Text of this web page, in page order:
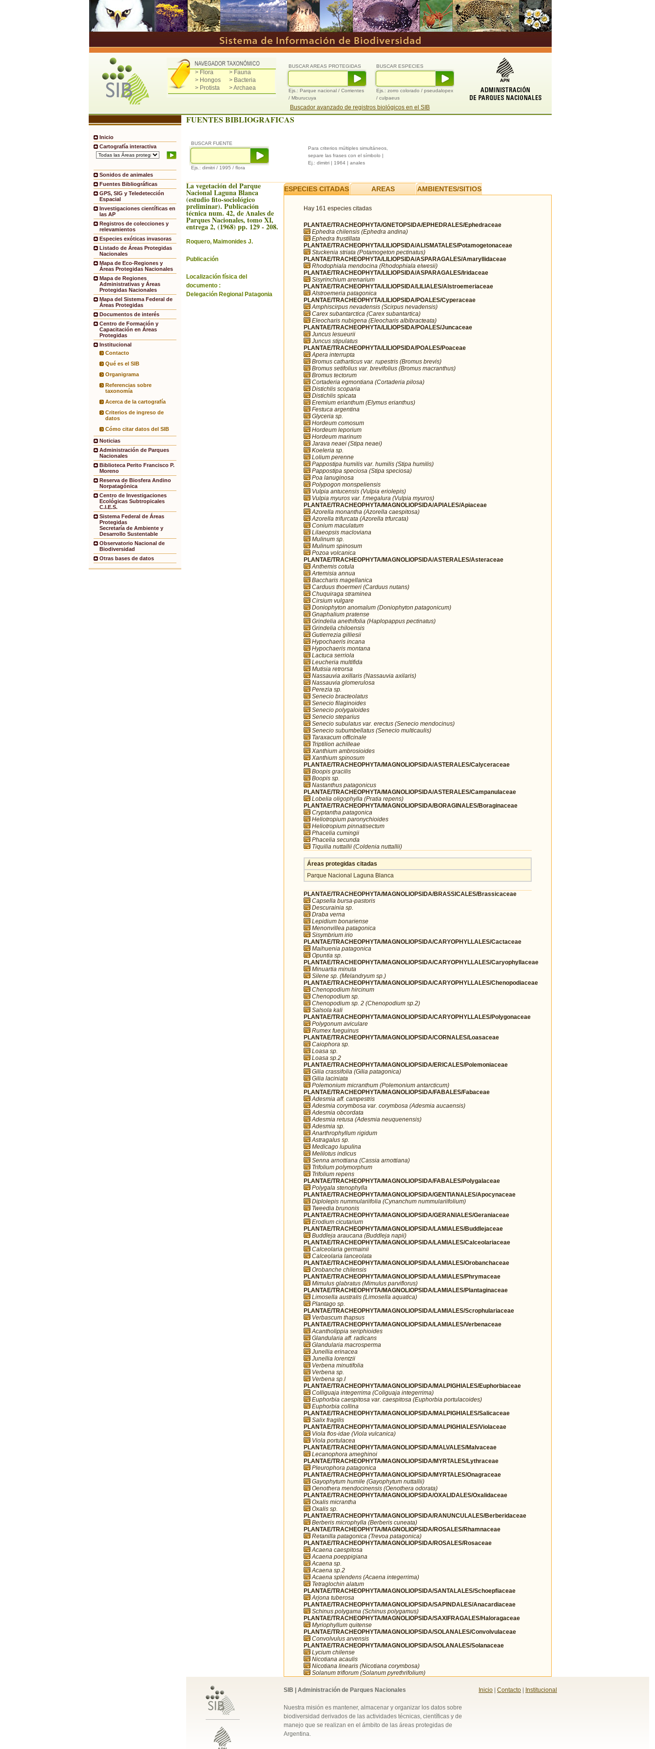
> Flora
> Fauna
> Hongos
> Bacteria
> Protista
> Archaea
BUSCAR ESPECIES
Ejs.: zorro colorado / pseudalopex
/ culpaeus
BUSCAR AREAS PROTEGIDAS
Ejs.: Parque nacional / Corrientes
/ Mburucuya
Buscador avanzado de registros biológicos en el SIB
Inicio
Cartografía interactiva
Sonidos de animales
Fuentes Bibliográficas
GPS, SIG y Teledetección
Espacial
Investigaciones científicas en
las AP
Registros de colecciones y
relevamientos
Especies exóticas invasoras
Listado de Áreas Protegidas
Nacionales
Mapa de Eco-Regiones y
Áreas Protegidas Nacionales
Mapa de Regiones
Administrativas y Áreas
Protegidas Nacionales
Mapa del Sistema Federal de
Áreas Protegidas
Documentos de interés
Centro de Formación y
Capacitación en Áreas
Protegidas
Institucional
Contacto
Qué es el SIB
Organigrama
Referencias sobre
taxonomía
Acerca de la cartografía
Criterios de ingreso de
datos
Cómo citar datos del SIB
Noticias
Administración de Parques
Nacionales
Biblioteca Perito Francisco P.
Moreno
Reserva de Biosfera Andino
Norpatagónica
Centro de Investigaciones
Ecológicas Subtropicales
C.I.E.S.
Sistema Federal de Áreas
Protegidas
Secretaría de Ambiente y
Desarrollo Sustentable
Observatorio Nacional de
Biodiversidad
Otras bases de datos
FUENTES BIBLIOGRAFICAS
BUSCAR FUENTE
Ejs.: dimitri / 1995 / flora
Para criterios múltiples simultáneos,
separe las frases con el símbolo |
Ej.: dimitri | 1964 | anales
La vegetación del Parque
Nacional Laguna Blanca
(estudio fito-sociológico
preliminar). Publicación
técnica num. 42, de Anales de
Parques Nacionales, tomo XI,
entrega 2, (1968) pp. 129 - 208.
Roquero, Maimonides J.
Publicación
Localización física del
documento :
Delegación Regional Patagonia
ESPECIES CITADAS AREAS AMBIENTES/SITIOS
Hay 161 especies citadas
PLANTAE/TRACHEOPHYTA/GNETOPSIDA/EPHEDRALES/Ephedraceae
Ephedra chilensis (Ephedra andina)
Ephedra frustillata
PLANTAE/TRACHEOPHYTA/LILIOPSIDA/ALISMATALES/Potamogetonaceae
Stuckenia striata (Potamogeton pectinatus)
PLANTAE/TRACHEOPHYTA/LILIOPSIDA/ASPARAGALES/Amaryllidaceae
Rhodophiala mendocina (Rhodophiala elwesii)
PLANTAE/TRACHEOPHYTA/LILIOPSIDA/ASPARAGALES/Iridaceae
Sisyrinchium arenarium
PLANTAE/TRACHEOPHYTA/LILIOPSIDA/LILIALES/Alstroemeriaceae
Alstroemeria patagonica
PLANTAE/TRACHEOPHYTA/LILIOPSIDA/POALES/Cyperaceae
Amphiscirpus nevadensis (Scirpus nevadensis)
Carex subantarctica (Carex subantartica)
Eleocharis nubigena (Eleocharis albibracteata)
PLANTAE/TRACHEOPHYTA/LILIOPSIDA/POALES/Juncaceae
Juncus lesueurii
Juncus stipulatus
PLANTAE/TRACHEOPHYTA/LILIOPSIDA/POALES/Poaceae
Apera interrupta
Bromus catharticus var. rupestris (Bromus brevis)
Bromus setifolius var. brevifolius (Bromus macranthus)
Bromus tectorum
Cortaderia egmontiana (Cortaderia pilosa)
Distichlis scoparia
Distichlis spicata
Eremium erianthum (Elymus erianthus)
Festuca argentina
Glyceria sp.
Hordeum comosum
Hordeum leporium
Hordeum marinum
Jarava neaei (Stipa neaei)
Koeleria sp.
Lolium perenne
Pappostipa humilis var. humilis (Stipa humilis)
Pappostipa speciosa (Stipa speciosa)
Poa lanuginosa
Polypogon monspeliensis
Vulpia antucensis (Vulpia eriolepis)
Vulpia myuros var. f.megalura (Vulpia myuros)
PLANTAE/TRACHEOPHYTA/MAGNOLIOPSIDA/APIALES/Apiaceae
Azorella monantha (Azorella caespitosa)
Azorella trifurcata (Azorella trfurcata)
Conium maculatum
Lilaeopsis macloviana
Mulinum sp.
Mulinum spinosum
Pozoa volcanica
PLANTAE/TRACHEOPHYTA/MAGNOLIOPSIDA/ASTERALES/Asteraceae
Anthemis cotula
Artemisia annua
Baccharis magellanica
Carduus thoermeri (Carduus nutans)
Chuquiraga straminea
Cirsium vulgare
Doniophyton anomalum (Doniophyton patagonicum)
Gnaphalium pratense
Grindelia anethifolia (Haplopappus pectinatus)
Grindelia chiloensis
Gutierrezia gilliesii
Hypochaeris incana
Hypochaeris montana
Lactuca serriola
Leucheria multifida
Mutisia retrorsa
Nassauvia axillaris (Nassauvia axilaris)
Nassauvia glomerulosa
Perezia sp.
Senecio bracteolatus
Senecio filaginoides
Senecio polygaloides
Senecio steparius
Senecio subulatus var. erectus (Senecio mendocinus)
Senecio subumbellatus (Senecio multicaulis)
Taraxacum officinale
Triptilion achilleae
Xanthium ambrosioides
Xanthium spinosum
PLANTAE/TRACHEOPHYTA/MAGNOLIOPSIDA/ASTERALES/Calyceraceae
Boopis gracilis
Boopis sp.
Nastanthus patagonicus
PLANTAE/TRACHEOPHYTA/MAGNOLIOPSIDA/ASTERALES/Campanulaceae
Lobelia oligophylla (Pratia repens)
PLANTAE/TRACHEOPHYTA/MAGNOLIOPSIDA/BORAGINALES/Boraginaceae
Cryptantha patagonica
Heliotropium paronychioides
Heliotropium pinnatisectum
Phacelia cumingii
Phacelia secunda
Tiquilia nuttallii (Coldenia nuttallii)
Áreas protegidas citadas
Parque Nacional Laguna Blanca
PLANTAE/TRACHEOPHYTA/MAGNOLIOPSIDA/BRASSICALES/Brassicaceae
Capsella bursa-pastoris
Descurainia sp.
Draba verna
Lepidium bonariense
Menonvillea patagonica
Sisymbrium irio
PLANTAE/TRACHEOPHYTA/MAGNOLIOPSIDA/CARYOPHYLLALES/Cactaceae
Maihuenia patagonica
Opuntia sp.
PLANTAE/TRACHEOPHYTA/MAGNOLIOPSIDA/CARYOPHYLLALES/Caryophyllaceae
Minuartia minuta
Silene sp. (Melandryum sp.)
PLANTAE/TRACHEOPHYTA/MAGNOLIOPSIDA/CARYOPHYLLALES/Chenopodiaceae
Chenopodium hircinum
Chenopodium sp.
Chenopodium sp. 2 (Chenopodium sp.2)
Salsola kali
PLANTAE/TRACHEOPHYTA/MAGNOLIOPSIDA/CARYOPHYLLALES/Polygonaceae
Polygonum aviculare
Rumex fueguinus
PLANTAE/TRACHEOPHYTA/MAGNOLIOPSIDA/CORNALES/Loasaceae
Caiophora sp.
Loasa sp.
Loasa sp.2
PLANTAE/TRACHEOPHYTA/MAGNOLIOPSIDA/ERICALES/Polemoniaceae
Gilia crassifolia (Gilia patagonica)
Gilia laciniata
Polemonium micranthum (Polemonium antarcticum)
PLANTAE/TRACHEOPHYTA/MAGNOLIOPSIDA/FABALES/Fabaceae
Adesmia aff. campestris
Adesmia corymbosa var. corymbosa (Adesmia aucaensis)
Adesmia obcordata
Adesmia retusa (Adesmia neuquenensis)
Adesmia sp.
Anarthrophyllum rigidum
Astragalus sp.
Medicago lupulina
Melilotus indicus
Senna arnottiana (Cassia arnottiana)
Trifolium polymorphum
Trifolium repens
PLANTAE/TRACHEOPHYTA/MAGNOLIOPSIDA/FABALES/Polygalaceae
Polygala stenophylla
PLANTAE/TRACHEOPHYTA/MAGNOLIOPSIDA/GENTIANALES/Apocynaceae
Diplolepis nummulariifolia (Cynanchum nummulariifolium)
Tweedia brunonis
PLANTAE/TRACHEOPHYTA/MAGNOLIOPSIDA/GERANIALES/Geraniaceae
Erodium cicutarium
PLANTAE/TRACHEOPHYTA/MAGNOLIOPSIDA/LAMIALES/Buddlejaceae
Buddleja araucana (Buddleja napii)
PLANTAE/TRACHEOPHYTA/MAGNOLIOPSIDA/LAMIALES/Calceolariaceae
Calceolaria germainii
Calceolaria lanceolata
PLANTAE/TRACHEOPHYTA/MAGNOLIOPSIDA/LAMIALES/Orobanchaceae
Orobanche chilensis
PLANTAE/TRACHEOPHYTA/MAGNOLIOPSIDA/LAMIALES/Phrymaceae
Mimulus glabratus (Mimulus parviflorus)
PLANTAE/TRACHEOPHYTA/MAGNOLIOPSIDA/LAMIALES/Plantaginaceae
Limosella australis (Limosella aquatica)
Plantago sp.
PLANTAE/TRACHEOPHYTA/MAGNOLIOPSIDA/LAMIALES/Scrophulariaceae
Verbascum thapsus
PLANTAE/TRACHEOPHYTA/MAGNOLIOPSIDA/LAMIALES/Verbenaceae
Acantholippia seriphioides
Glandularia aff. radicans
Glandularia macrosperma
Junellia erinacea
Junellia lorentzii
Verbena minutifolia
Verbena sp.
Verbena sp.I
PLANTAE/TRACHEOPHYTA/MAGNOLIOPSIDA/MALPIGHIALES/Euphorbiaceae
Colliguaja integerrima (Coliguaja integerrima)
Euphorbia caespitosa var. caespitosa (Euphorbia portulacoides)
Euphorbia collina
PLANTAE/TRACHEOPHYTA/MAGNOLIOPSIDA/MALPIGHIALES/Salicaceae
Salix fragilis
PLANTAE/TRACHEOPHYTA/MAGNOLIOPSIDA/MALPIGHIALES/Violaceae
Viola flos-idae (Viola vulcanica)
Viola portulacea
PLANTAE/TRACHEOPHYTA/MAGNOLIOPSIDA/MALVALES/Malvaceae
Lecanophora ameghinoi
PLANTAE/TRACHEOPHYTA/MAGNOLIOPSIDA/MYRTALES/Lythraceae
Pleurophora patagonica
PLANTAE/TRACHEOPHYTA/MAGNOLIOPSIDA/MYRTALES/Onagraceae
Gayophytum humile (Gayophytum nuttallii)
Oenothera mendocinensis (Oenothera odorata)
PLANTAE/TRACHEOPHYTA/MAGNOLIOPSIDA/OXALIDALES/Oxalidaceae
Oxalis micrantha
Oxalis sp.
PLANTAE/TRACHEOPHYTA/MAGNOLIOPSIDA/RANUNCULALES/Berberidaceae
Berberis microphylla (Berberis cuneata)
PLANTAE/TRACHEOPHYTA/MAGNOLIOPSIDA/ROSALES/Rhamnaceae
Retanilla patagonica (Trevoa patagonica)
PLANTAE/TRACHEOPHYTA/MAGNOLIOPSIDA/ROSALES/Rosaceae
Acaena caespitosa
Acaena poeppigiana
Acaena sp.
Acaena sp.2
Acaena splendens (Acaena integerrima)
Tetraglochin alatum
PLANTAE/TRACHEOPHYTA/MAGNOLIOPSIDA/SANTALALES/Schoepfiaceae
Arjona tuberosa
PLANTAE/TRACHEOPHYTA/MAGNOLIOPSIDA/SAPINDALES/Anacardiaceae
Schinus polygama (Schinus polygamus)
PLANTAE/TRACHEOPHYTA/MAGNOLIOPSIDA/SAXIFRAGALES/Haloragaceae
Myriophyllum quitense
PLANTAE/TRACHEOPHYTA/MAGNOLIOPSIDA/SOLANALES/Convolvulaceae
Convolvulus arvensis
PLANTAE/TRACHEOPHYTA/MAGNOLIOPSIDA/SOLANALES/Solanaceae
Lycium chilense
Nicotiana acaulis
Nicotiana linearis (Nicotiana corymbosa)
Solanum triflorum (Solanum pyrethrifolium)
SIB | Administración de Parques Nacionales
Nuestra misión es mantener, almacenar y organizar los datos sobre
biodiversidad derivados de las actividades técnicas, científicas y de
manejo que se realizan en el ámbito de las áreas protegidas de
Argentina.
Inicio | Contacto | Institucional